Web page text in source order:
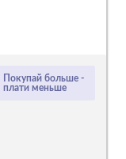
Покупай больше -
плати меньше